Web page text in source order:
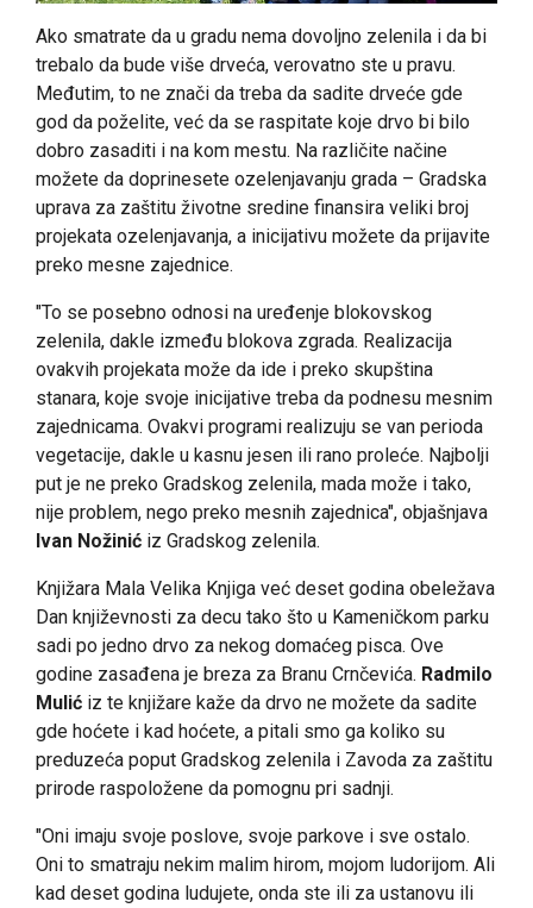
Ako smatrate da u gradu nema dovoljno zelenila i da bi
trebalo da bude više drveća, verovatno ste u pravu.
Međutim, to ne znači da treba da sadite drveće gde
god da poželite, već da se raspitate koje drvo bi bilo
dobro zasaditi i na kom mestu. Na različite načine
možete da doprinesete ozelenjavanju grada – Gradska
uprava za zaštitu životne sredine finansira veliki broj
projekata ozelenjavanja, a inicijativu možete da prijavite
preko mesne zajednice.
"To se posebno odnosi na uređenje blokovskog
zelenila, dakle između blokova zgrada. Realizacija
ovakvih projekata može da ide i preko skupština
stanara, koje svoje inicijative treba da podnesu mesnim
zajednicama. Ovakvi programi realizuju se van perioda
vegetacije, dakle u kasnu jesen ili rano proleće. Najbolji
put je ne preko Gradskog zelenila, mada može i tako,
nije problem, nego preko mesnih zajednica", objašnjava
Ivan Nožinić iz Gradskog zelenila.
Knjižara Mala Velika Knjiga već deset godina obeležava
Dan književnosti za decu tako što u Kameničkom parku
sadi po jedno drvo za nekog domaćeg pisca. Ove
godine zasađena je breza za Branu Crnčevića. Radmilo
Mulić iz te knjižare kaže da drvo ne možete da sadite
gde hoćete i kad hoćete, a pitali smo ga koliko su
preduzeća poput Gradskog zelenila i Zavoda za zaštitu
prirode raspoložene da pomognu pri sadnji.
"Oni imaju svoje poslove, svoje parkove i sve ostalo.
Oni to smatraju nekim malim hirom, mojom ludorijom. Ali
kad deset godina ludujete, onda ste ili za ustanovu ili